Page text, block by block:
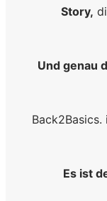
Story,
Und genau
Back2Basics.
Es ist